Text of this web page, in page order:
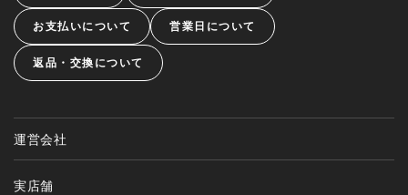
お支払いについて 営業日について
返品・交換について
運営会社
実店舗